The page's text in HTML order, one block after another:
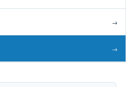
→
→